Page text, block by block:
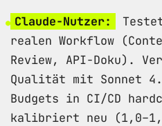
Claude-Nutzer:
realen Workflow
Review, API-Doku).
Qualität mit Sonnet
Budgets in CI/CD
kalibriert neu